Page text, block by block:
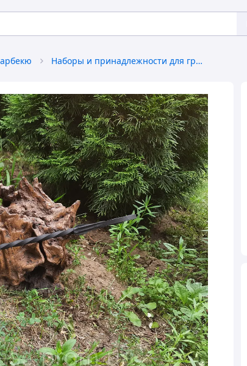
Наборы и принадлежности для гриля и тандыра